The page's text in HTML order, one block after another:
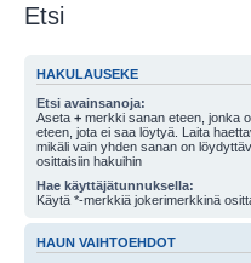
Etsi
HAKULAUSEKE
Etsi avainsanoja:
Aseta + merkki sanan eteen, jonka
eteen, jota ei saa löytyä. Laita
mikäli vain yhden sanan on
osittaisiin hakuihin
Hae käyttäjätunnuksella:
Käytä *-merkkiä jokerimerkkinä
HAUN VAIHTOEHDOT